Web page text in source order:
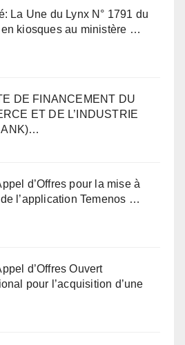
La Une du Lynx N° 1791 du
en kiosques au ministère …
DE FINANCEMENT DU
ET DE L’INDUSTRIE
d’Offres pour la mise à
l’application Temenos …
d’Offres Ouvert
pour l’acquisition d’une